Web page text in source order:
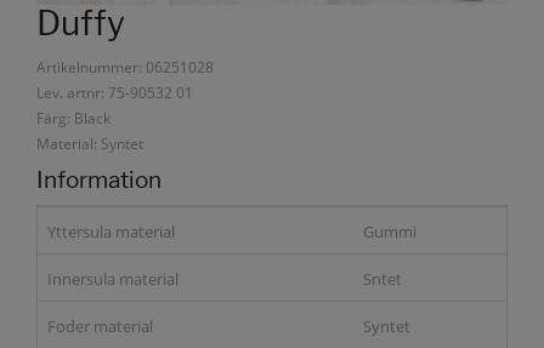
Duffy
Artikelnummer: 06251028
Lev. artnr: 75-90532 01
Färg: Black
Material: Syntet
Information
Yttersula material Gummi
Innersula material Sntet
Foder material Syntet